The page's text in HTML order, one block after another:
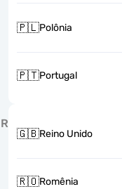
🇵🇱Polônia
🇵🇹Portugal
R
🇬🇧Reino Unido
🇷🇴Romênia